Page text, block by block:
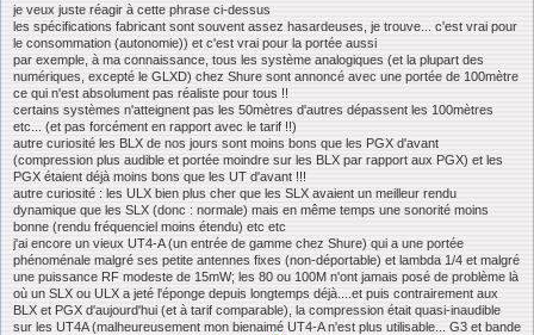
je veux juste réagir à cette phrase ci-dessus
les spécifications fabricant sont souvent assez hasardeuses, je trouve... c'est vrai pour
le consommation (autonomie)) et c'est vrai pour la portée aussi
par exemple, à ma connaissance, tous les système analogiques (et la plupart des
numériques, excepté le GLXD) chez Shure sont annoncé avec une portée de 100mètre
ce qui n'est absolument pas réaliste pour tous !!
certains systèmes n'atteignent pas les 50mètres d'autres dépassent les 100mètres
etc... (et pas forcément en rapport avec le tarif !!)
autre curiosité les BLX de nos jours sont moins bons que les PGX d'avant
(compression plus audible et portée moindre sur les BLX par rapport aux PGX) et les
PGX étaient déjà moins bons que les UT d'avant !!!
autre curiosité : les ULX bien plus cher que les SLX avaient un meilleur rendu
dynamique que les SLX (donc : normale) mais en même temps une sonorité moins
bonne (rendu fréquenciel moins étendu) etc etc
j'ai encore un vieux UT4-A (un entrée de gamme chez Shure) qui a une portée
phénoménale malgré ses petite antennes fixes (non-déportable) et lambda 1/4 et malgré
une puissance RF modeste de 15mW; les 80 ou 100M n'ont jamais posé de problème là
où un SLX ou ULX a jeté l'éponge depuis longtemps déjà....et puis contrairement aux
BLX et PGX d'aujourd'hui (et à tarif comparable), la compression était quasi-inaudible
sur les UT4A (malheureusement mon bienaimé UT4-A n'est plus utilisable... G3 et bande